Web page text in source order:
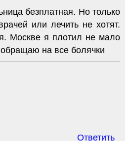
безплатная. Но только
или лечить не хотят.
Москве я плотил не мало
на все болячки
Ответить